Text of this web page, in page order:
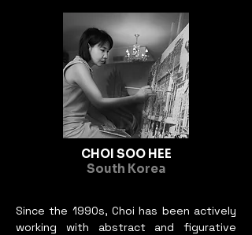
CHOI SOO HEE
South Korea
Since the 1990s, Choi has been actively
working with abstract and figurative